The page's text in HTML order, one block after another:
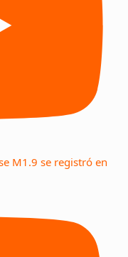
M1.9 se registró en